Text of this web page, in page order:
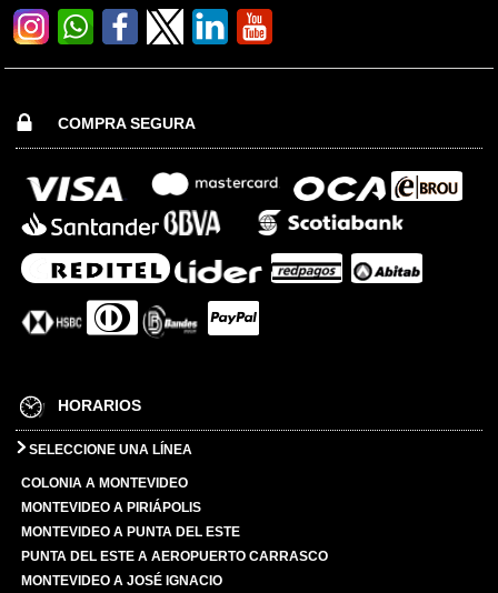
COMPRA SEGURA
HORARIOS
SELECCIONE UNA LÍNEA
COLONIA A MONTEVIDEO
MONTEVIDEO A PIRIÁPOLIS
MONTEVIDEO A PUNTA DEL ESTE
PUNTA DEL ESTE A AEROPUERTO CARRASCO
MONTEVIDEO A JOSÉ IGNACIO